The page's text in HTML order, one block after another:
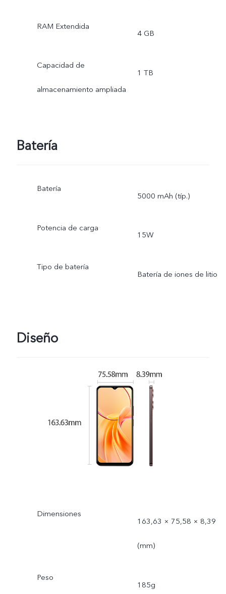
RAM Extendida
4 GB
Capacidad de
almacenamiento ampliada
1 TB
Batería
Batería
5000 mAh (típ.)
Potencia de carga
15W
Tipo de batería
Batería de iones de litio
Diseño
Dimensiones
163,63 × 75,58 × 8,39
(mm)
Peso
185g